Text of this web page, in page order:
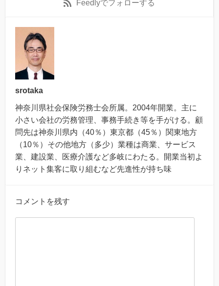
Feedlyでフォローする
srotaka
神奈川県社会保険労務士会所属。2004年開業。主に
小さい会社の労務管理、事務手続き等を手がける。顧
問先は神奈川県内（40％）東京都（45％）関東地方
（10％）その他地方（多少）業種は商業、サービス
業、建設業、医療介護など多岐にわたる。開業当初よ
りネット集客に取り組むなど先進性が持ち味
コメントを残す